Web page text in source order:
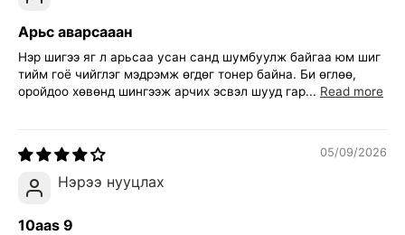
Арьс аварсааан
Нэр шигээ яг л арьсаа усан санд шумбуулж байгаа юм шиг
тийм гоё чийглэг мэдрэмж өгдөг тонер байна. Би өглөө,
оройдоо хөвөнд шингээж арчих эсвэл шууд гар... Read more
05/09/2026
Нэрээ нууцлах
10aas 9